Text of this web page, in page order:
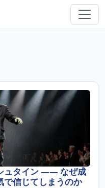
ュタイン ―― なぜ成
で信じてしまうのか